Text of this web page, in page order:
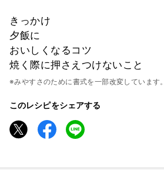
きっかけ
夕飯に
おいしくなるコツ
焼く際に押さえつけないこと
※みやすさのために書式を一部改変しています。
このレシピをシェアする